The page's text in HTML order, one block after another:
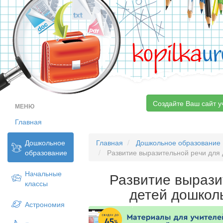
kopilka
МЕНЮ
Главная
Дошкольное
образование
Начальные
классы
Астрономия
Создайте Ваш сайт
Главная
Дошкольное образование
Развитие выразительной речи
Развитие
детей